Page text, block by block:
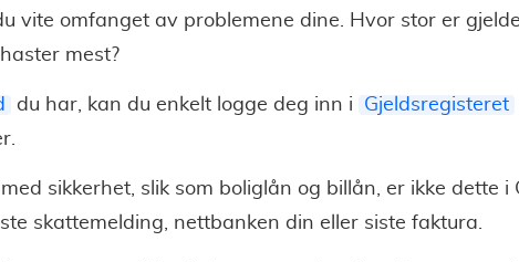
vite omfanget av problemene dine. Hvor stor er
mest?
du har, kan du enkelt logge deg inn i Gjeldsregisteret
sikkerhet, slik som boliglån og billån, er ikke dette i
skattemelding, nettbanken din eller siste faktura.